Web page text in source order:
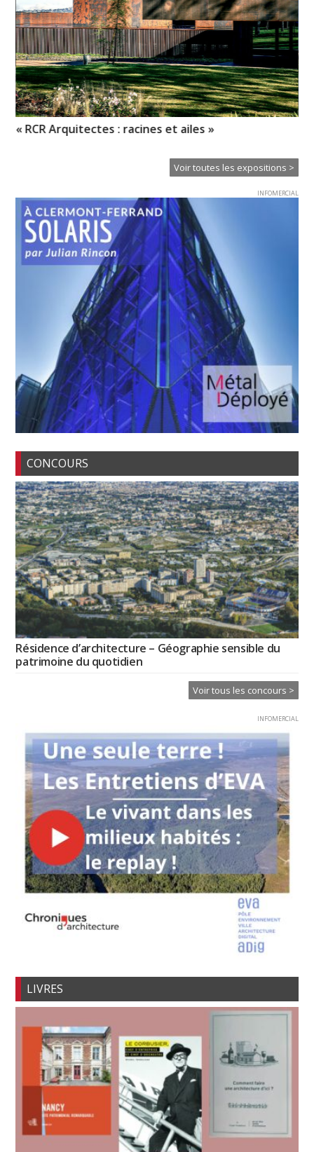
« RCR Arquitectes : racines et ailes »
Voir toutes les expositions >
INFOMERCIAL
CONCOURS
Résidence d’architecture – Géographie sensible du
patrimoine du quotidien
Voir tous les concours >
INFOMERCIAL
LIVRES